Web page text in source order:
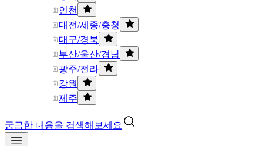
인천
대전/세종/충청
대구/경북
부산/울산/경남
광주/전라
강원
제주
궁금한 내용을 검색해보세요